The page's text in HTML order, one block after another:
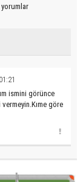
yorumlar
ismini görünce
göre